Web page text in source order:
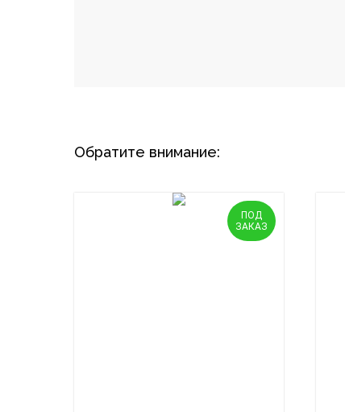
Обратите внимание:
ПОД
ЗАКАЗ